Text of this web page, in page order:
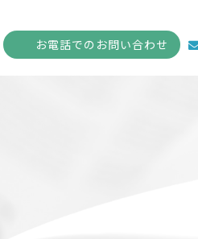
お電話でのお問い合わせ